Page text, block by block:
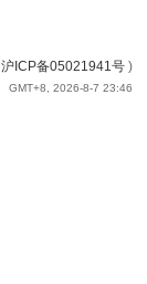
沪ICP备05021941号)
GMT+8, 2026-8-7 23:46